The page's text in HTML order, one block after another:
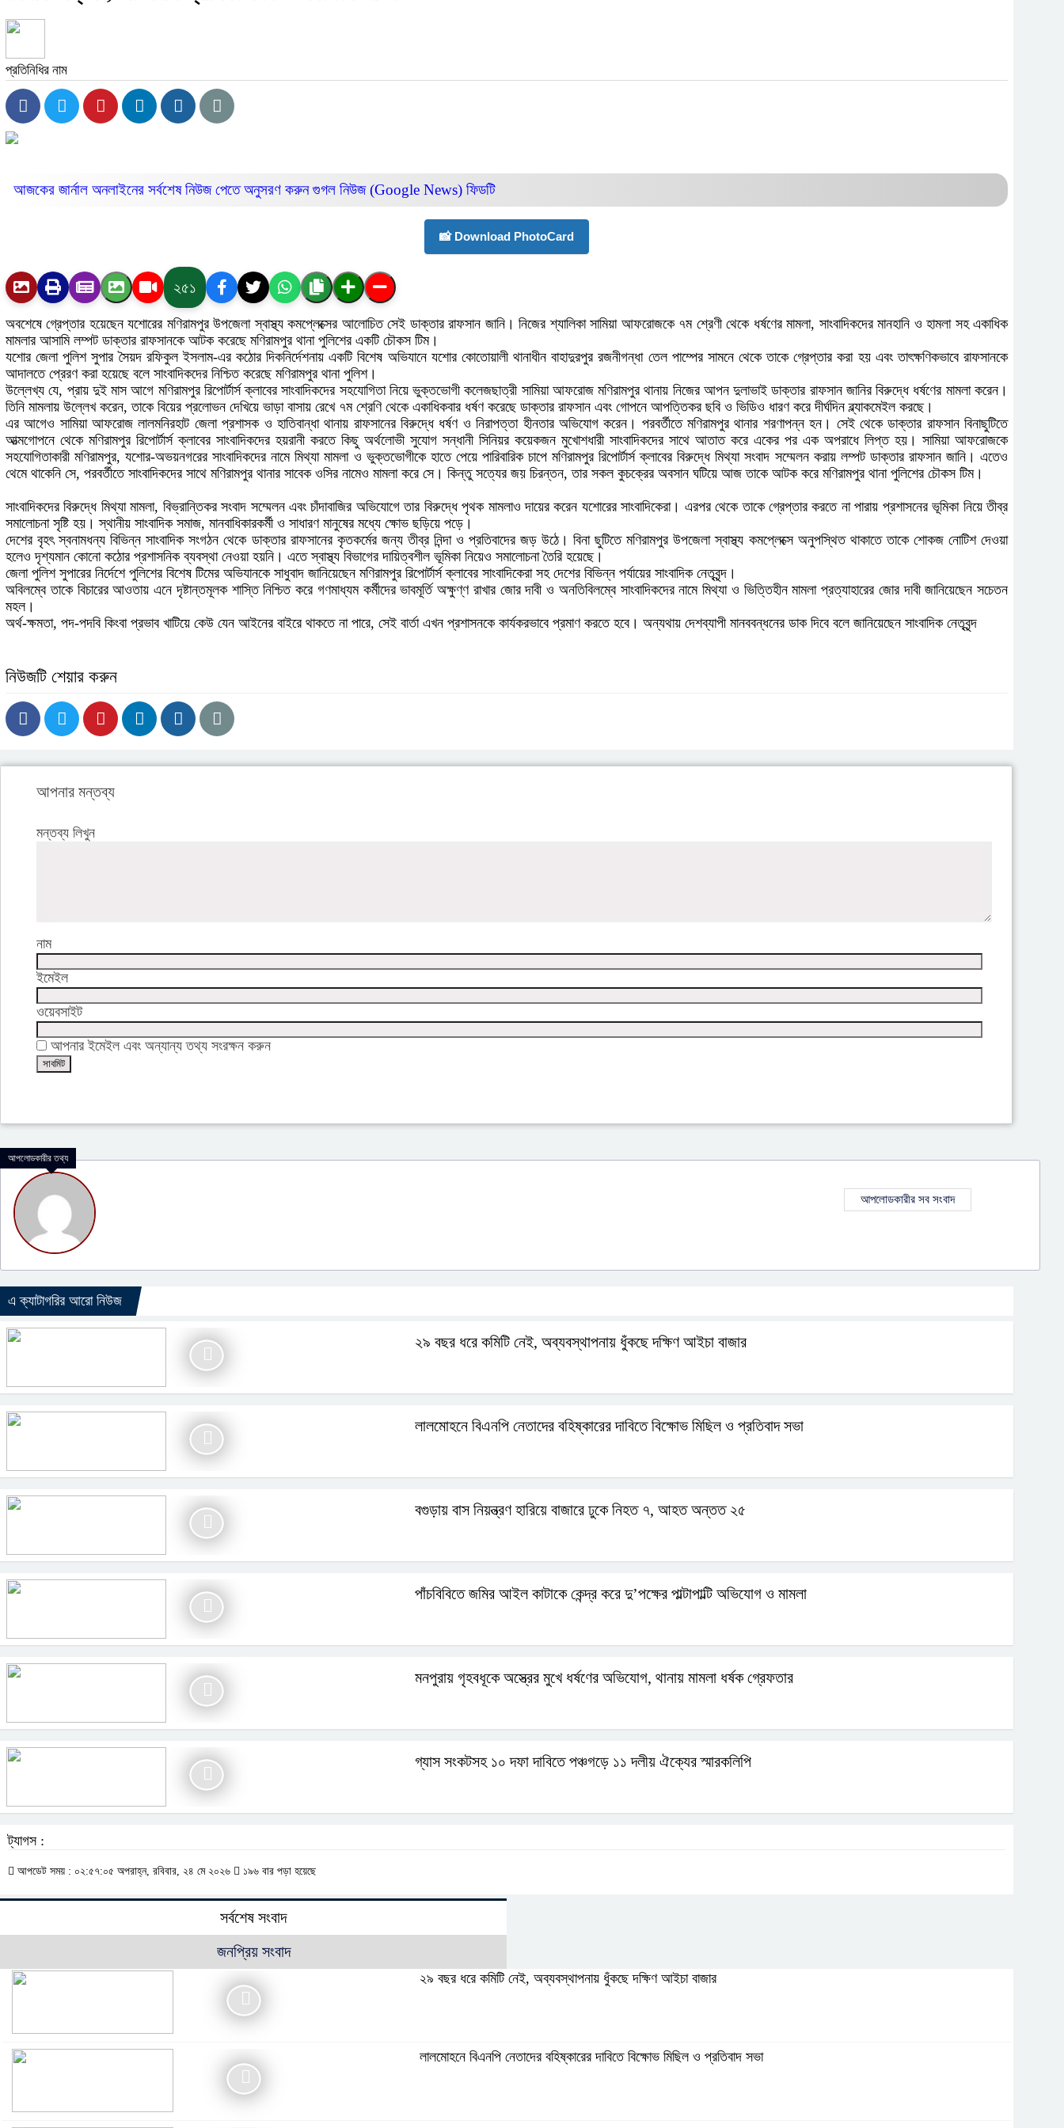
প্রতিনিধির নাম
আজকের জার্নাল অনলাইনের সর্বশেষ নিউজ পেতে অনুসরণ করুনগুগল নিউজ (Google News) ফিডটি
📸 Download PhotoCard
২৫১
‎অবশেষে গ্রেপ্তার হয়েছেন যশোরের মণিরামপুর উপজেলা স্বাস্থ্য কমপ্লেক্সের আলোচিত সেই ডাক্তার রাফসান জানি। নিজের শ্যালিকা সামিয়া আফরোজকে ৭ম শ্রেণী থেকে ধর্ষণের মামলা, সাংবাদিকদের মানহানি ও হামলা সহ একাধিক
মামলার আসামি লম্পট ডাক্তার রাফসানকে আটক করেছে মণিরামপুর থানা পুলিশের একটি চৌকস টিম।
যশোর জেলা পুলিশ সুপার সৈয়দ রফিকুল ইসলাম-এর কঠোর দিকনির্দেশনায় একটি বিশেষ অভিযানে যশোর কোতোয়ালী থানাধীন বাহাদুরপুর রজনীগন্ধা তেল পাম্পের সামনে থেকে তাকে গ্রেপ্তার করা হয় এবং তাৎক্ষণিকভাবে রাফসানকে
আদালতে প্রেরণ করা হয়েছে বলে সাংবাদিকদের নিশ্চিত করেছে মণিরামপুর থানা পুলিশ।
উল্লেখ্য যে, প্রায় দুই মাস আগে মণিরামপুর রিপোর্টার্স ক্লাবের সাংবাদিকদের সহযোগিতা নিয়ে ‎ভুক্তভোগী কলেজছাত্রী সামিয়া আফরোজ মণিরামপুর থানায় নিজের আপন দুলাভাই ডাক্তার রাফসান জানির বিরুদ্ধে ধর্ষণের মামলা করেন।
তিনি মামলায় উল্লেখ করেন, তাকে বিয়ের প্রলোভন দেখিয়ে ভাড়া বাসায় রেখে ৭ম শ্রেণি থেকে একাধিকবার ধর্ষণ করেছে ডাক্তার রাফসান এবং গোপনে আপত্তিকর ছবি ও ভিডিও ধারণ করে দীর্ঘদিন ব্ল্যাকমেইল করছে।
এর আগেও সামিয়া আফরোজ লালমনিরহাট জেলা প্রশাসক ও হাতিবান্ধা থানায় রাফসানের বিরুদ্ধে ধর্ষণ ও নিরাপত্তা হীনতার অভিযোগ করেন। পরবর্তীতে মণিরামপুর থানার শরণাপন্ন হন। সেই থেকে ডাক্তার রাফসান বিনাছুটিতে
আত্মগোপনে থেকে মণিরামপুর রিপোর্টার্স ক্লাবের সাংবাদিকদের হয়রানী করতে কিছু অর্থলোভী সুযোগ সন্ধানী সিনিয়র কয়েকজন মুখোশধারী সাংবাদিকদের সাথে আতাত করে একের পর এক অপরাধে লিপ্ত হয়। সামিয়া আফরোজকে
সহযোগিতাকারী মণিরামপুর, যশোর-অভয়নগরের সাংবাদিকদের নামে মিথ্যা মামলা ও ভুক্তভোগীকে হাতে পেয়ে পারিবারিক চাপে মণিরামপুর রিপোর্টার্স ক্লাবের বিরুদ্ধে মিথ্যা সংবাদ সম্মেলন করায় লম্পট ডাক্তার রাফসান জানি। এতেও
থেমে থাকেনি সে, পরবর্তীতে সাংবাদিকদের সাথে মণিরামপুর থানার সাবেক ওসির নামেও মামলা করে সে। কিন্তু সত্যের জয় চিরন্তন, তার সকল কুচক্রের অবসান ঘটিয়ে আজ তাকে আটক করে মণিরামপুর থানা পুলিশের চৌকস টিম।
সাংবাদিকদের বিরুদ্ধে মিথ্যা মামলা, বিভ্রান্তিকর সংবাদ সম্মেলন এবং চাঁদাবাজির অভিযোগে তার বিরুদ্ধে পৃথক মামলাও দায়ের করেন যশোরের সাংবাদিকেরা। এরপর থেকে তাকে গ্রেপ্তার করতে না পারায় প্রশাসনের ভূমিকা নিয়ে তীব্র
সমালোচনা সৃষ্টি হয়। স্থানীয় সাংবাদিক সমাজ, মানবাধিকারকর্মী ও সাধারণ মানুষের মধ্যে ক্ষোভ ছড়িয়ে পড়ে।
দেশের বৃহৎ স্বনামধন্য বিভিন্ন সাংবাদিক সংগঠন থেকে ডাক্তার রাফসানের কৃতকর্মের জন্য তীব্র নিন্দা ও প্রতিবাদের জড় উঠে। বিনা ছুটিতে মণিরামপুর উপজেলা স্বাস্থ্য কমপ্লেক্সে অনুপস্থিত থাকাতে তাকে শোকজ নোটিশ দেওয়া
হলেও দৃশ্যমান কোনো কঠোর প্রশাসনিক ব্যবস্থা নেওয়া হয়নি। এতে স্বাস্থ্য বিভাগের দায়িত্বশীল ভূমিকা নিয়েও সমালোচনা তৈরি হয়েছে।
জেলা পুলিশ সুপারের নির্দেশে পুলিশের বিশেষ টিমের অভিযানকে সাধুবাদ জানিয়েছেন মণিরামপুর রিপোর্টার্স ক্লাবের সাংবাদিকেরা সহ দেশের বিভিন্ন পর্যায়ের সাংবাদিক নেতৃবৃন্দ।
অবিলম্বে তাকে বিচারের আওতায় এনে দৃষ্টান্তমূলক শাস্তি নিশ্চিত করে গণমাধ্যম কর্মীদের ভাবমূর্তি অক্ষুণ্ণ রাখার জোর দাবী ও অনতিবিলম্বে সাংবাদিকদের নামে মিথ্যা ও ভিত্তিহীন মামলা প্রত্যাহারের জোর দাবী জানিয়েছেন সচেতন
মহল।
অর্থ-ক্ষমতা, পদ-পদবি কিংবা প্রভাব খাটিয়ে কেউ যেন আইনের বাইরে থাকতে না পারে, সেই বার্তা এখন প্রশাসনকে কার্যকরভাবে প্রমাণ করতে হবে। অন্যথায় দেশব্যাপী মানববন্ধনের ডাক দিবে বলে জানিয়েছেন সাংবাদিক নেতৃবৃন্দ
নিউজটি শেয়ার করুন
আপনার মন্তব্য
মন্তব্য লিখুন
নাম
ইমেইল
ওয়েবসাইট
আপনার ইমেইল এবং অন্যান্য তথ্য সংরক্ষন করুন
আপলোডকারীর তথ্য
আপলোডকারীর সব সংবাদ
এ ক্যাটাগরির আরো নিউজ
২৯ বছর ধরে কমিটি নেই, অব্যবস্থাপনায় ধুঁকছে দক্ষিণ আইচা বাজার
লালমোহনে বিএনপি নেতাদের বহিষ্কারের দাবিতে বিক্ষোভ মিছিল ও প্রতিবাদ সভা
বগুড়ায় বাস নিয়ন্ত্রণ হারিয়ে বাজারে ঢুকে নিহত ৭, আহত অন্তত ২৫
পাঁচবিবিতে জমির আইল কাটাকে কেন্দ্র করে দু’পক্ষের পাল্টাপাল্টি অভিযোগ ও মামলা
মনপুরায় গৃহবধূকে অস্ত্রের মুখে ধর্ষণের অভিযোগ, থানায় মামলা ধর্ষক গ্রেফতার
গ্যাস সংকটসহ ১০ দফা দাবিতে পঞ্চগড়ে ১১ দলীয় ঐক্যের স্মারকলিপি
ট্যাগস :
আপডেট সময় : ০২:৫৭:০৫ অপরাহ্ন, রবিবার, ২৪ মে ২০২৬ ১৯৬ বার পড়া হয়েছে
সর্বশেষ সংবাদ
জনপ্রিয় সংবাদ
২৯ বছর ধরে কমিটি নেই, অব্যবস্থাপনায় ধুঁকছে দক্ষিণ আইচা বাজার
লালমোহনে বিএনপি নেতাদের বহিষ্কারের দাবিতে বিক্ষোভ মিছিল ও প্রতিবাদ সভা